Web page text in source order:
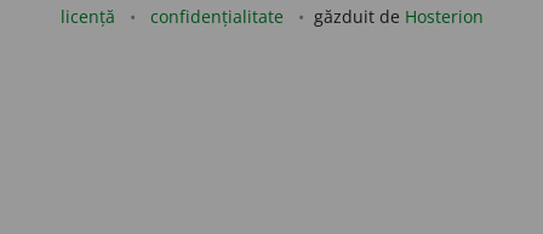
licență confidențialitate găzduit de Hosterion